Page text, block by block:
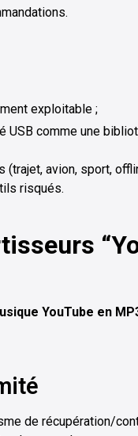
exploitable ;
USB comme une
avion, sport,
risqués.
YouTube en
de récupération/